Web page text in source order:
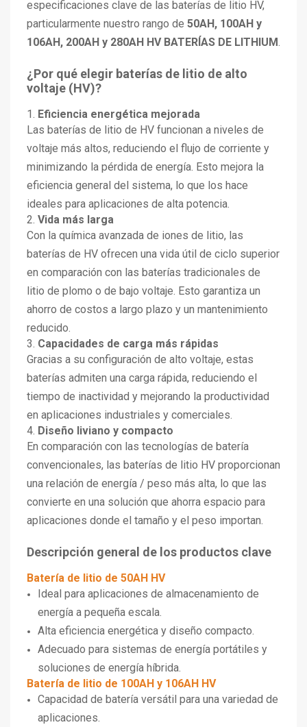
especificaciones clave de las baterías de litio HV,
particularmente nuestro rango de 50AH, 100AH y
106AH, 200AH y 280AH HV BATERÍAS DE LITHIUM.
¿Por qué elegir baterías de litio de alto
voltaje (HV)?
1. Eficiencia energética mejorada
Las baterías de litio de HV funcionan a niveles de
voltaje más altos, reduciendo el flujo de corriente y
minimizando la pérdida de energía. Esto mejora la
eficiencia general del sistema, lo que los hace
ideales para aplicaciones de alta potencia.
2. Vida más larga
Con la química avanzada de iones de litio, las
baterías de HV ofrecen una vida útil de ciclo superior
en comparación con las baterías tradicionales de
litio de plomo o de bajo voltaje. Esto garantiza un
ahorro de costos a largo plazo y un mantenimiento
reducido.
3. Capacidades de carga más rápidas
Gracias a su configuración de alto voltaje, estas
baterías admiten una carga rápida, reduciendo el
tiempo de inactividad y mejorando la productividad
en aplicaciones industriales y comerciales.
4. Diseño liviano y compacto
En comparación con las tecnologías de batería
convencionales, las baterías de litio HV proporcionan
una relación de energía / peso más alta, lo que las
convierte en una solución que ahorra espacio para
aplicaciones donde el tamaño y el peso importan.
Descripción general de los productos clave
Batería de litio de 50AH HV
Ideal para aplicaciones de almacenamiento de
energía a pequeña escala.
Alta eficiencia energética y diseño compacto.
Adecuado para sistemas de energía portátiles y
soluciones de energía híbrida.
Batería de litio de 100AH y 106AH HV
Capacidad de batería versátil para una variedad de
aplicaciones.